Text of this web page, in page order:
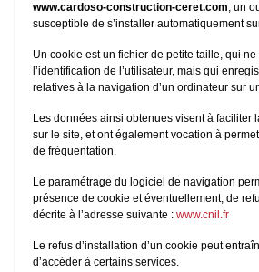
www.cardoso-construction-ceret.com, un
susceptible de s’installer automatiquement
Un cookie est un fichier de petite taille, qui
l’identification de l’utilisateur, mais qui
relatives à la navigation d’un ordinateur sur
Les données ainsi obtenues visent à faciliter
sur le site, et ont également vocation à
de fréquentation.
Le paramétrage du logiciel de navigation
présence de cookie et éventuellement, de
décrite à l’adresse suivante : www.cnil.fr
Le refus d’installation d’un cookie peut
d’accéder à certains services.